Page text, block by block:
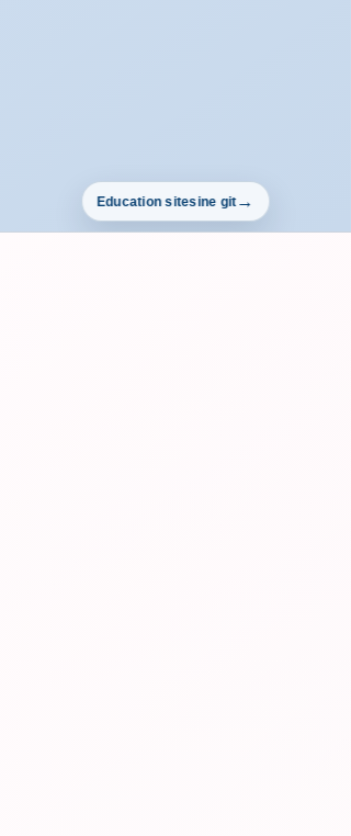
Education sitesine git